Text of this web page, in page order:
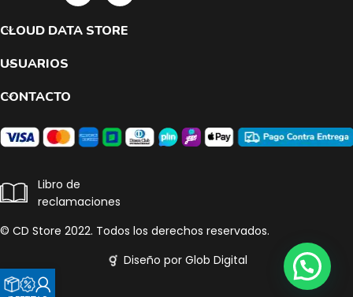
CLOUD DATA STORE
USUARIOS
CONTACTO
Libro de
reclamaciones
© CD Store 2022. Todos los derechos reservados.
Diseño por Glob Digital